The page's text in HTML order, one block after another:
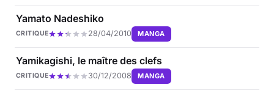
Yamato Nadeshiko
CRITIQUE 28/04/2010 MANGA
Yamikagishi, le maître des clefs
CRITIQUE 30/12/2008 MANGA